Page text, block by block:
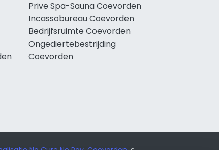
Prive Spa-Sauna Coevorden
Incassobureau Coevorden
Bedrijfsruimte Coevorden
Ongediertebestrijding
Coevorden